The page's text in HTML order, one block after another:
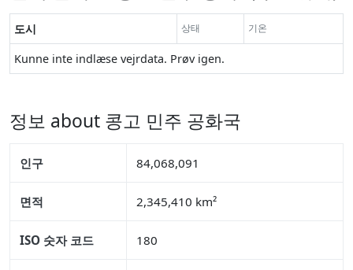
도시 상태 기온
Kunne inte indlæse vejrdata. Prøv igen.
정보 about 콩고 민주 공화국
인구 84,068,091
면적 2,345,410 km²
ISO 숫자 코드 180